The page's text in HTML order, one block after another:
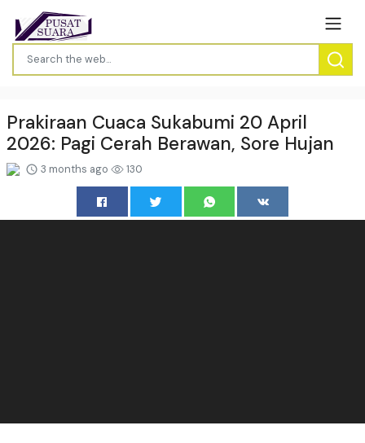
Prakiraan Cuaca Sukabumi 20 April
2026: Pagi Cerah Berawan, Sore Hujan
3 months ago 130